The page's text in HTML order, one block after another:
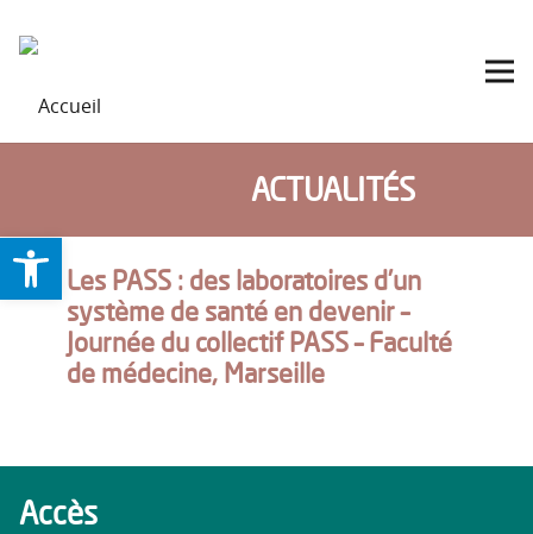
ACTUALITÉS
Les PASS : des laboratoires d’un
système de santé en devenir –
Journée du collectif PASS – Faculté
de médecine, Marseille
Accès
Ouvrir la barre d’outils